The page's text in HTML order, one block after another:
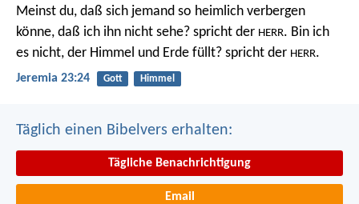
Meinst du, daß sich jemand so heimlich verbergen
könne, daß ich ihn nicht sehe? spricht der HERR. Bin ich
es nicht, der Himmel und Erde füllt? spricht der HERR.
Jeremia 23:24 Gott Himmel
Täglich einen Bibelvers erhalten:
Tägliche Benachrichtigung
Email